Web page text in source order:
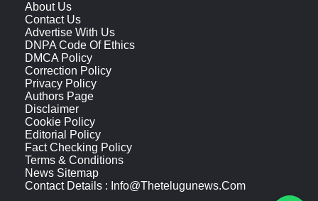
About Us
Contact Us
Advertise With Us
DNPA Code Of Ethics
DMCA Policy
Correction Policy
Privacy Policy
Authors Page
Disclaimer
Cookie Policy
Editorial Policy
Fact Checking Policy
Terms & Conditions
News Sitemap
Contact Details : Info@thetelugunews.com